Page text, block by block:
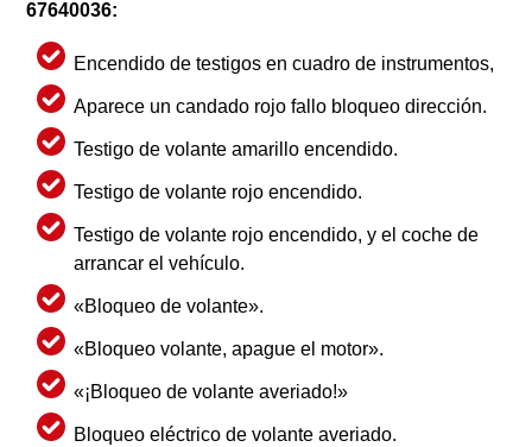
67640036:
Encendido de testigos en cuadro de instrumentos,
Aparece un candado rojo fallo bloqueo dirección.
Testigo de volante amarillo encendido.
Testigo de volante rojo encendido.
Testigo de volante rojo encendido, y el coche de
arrancar el vehículo.
«Bloqueo de volante».
«Bloqueo volante, apague el motor».
«¡Bloqueo de volante averiado!»
Bloqueo eléctrico de volante averiado.